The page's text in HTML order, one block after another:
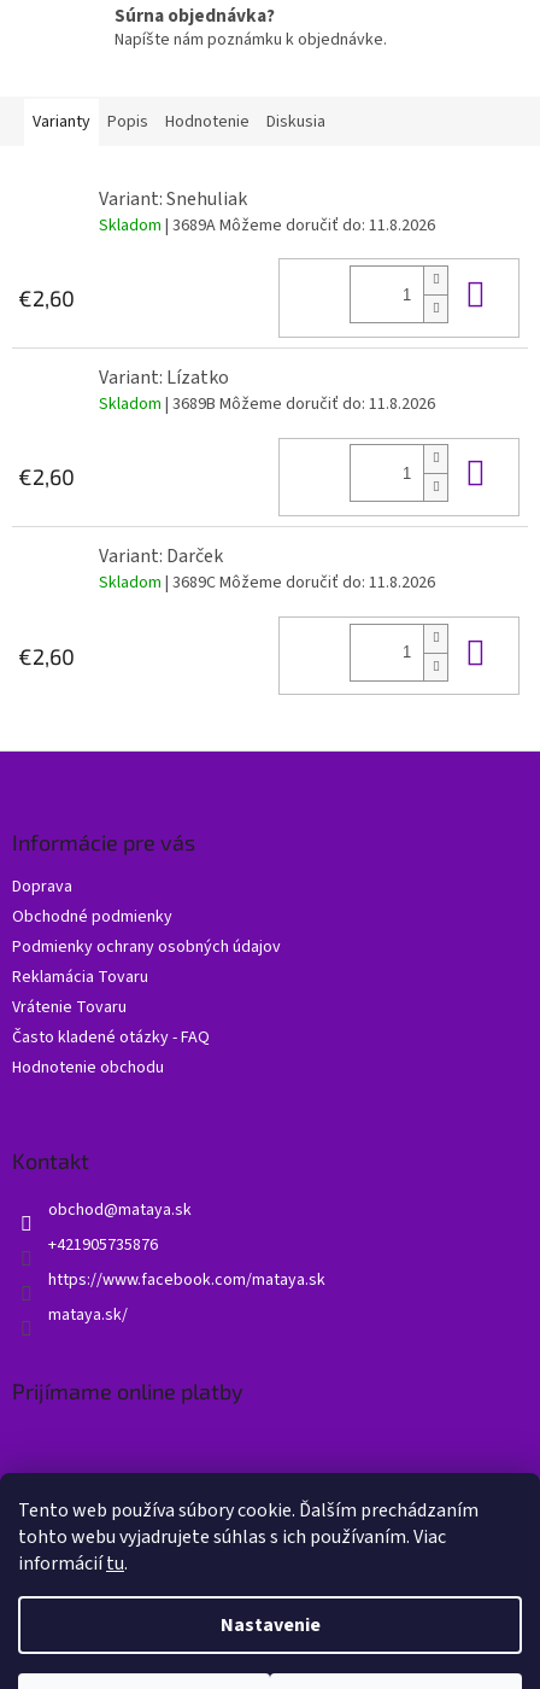
Tento web používa súbory cookie. Ďalším prechádzaním
tohto webu vyjadrujete súhlas s ich používaním. Viac
informáciítu.
Nastavenie
Súrna objednávka?
Napíšte nám poznámku k objednávke.
Varianty Popis Hodnotenie Diskusia
Variant: Snehuliak
Skladom | 3689AMôžeme doručiť do: 11.8.2026
€2,60
Variant: Lízatko
Skladom | 3689B Môžeme doručiť do: 11.8.2026
€2,60
Variant: Darček
Skladom | 3689CMôžeme doručiť do: 11.8.2026
€2,60
Informácie pre vás
Doprava
Obchodné podmienky
Podmienky ochrany osobných údajov
Reklamácia Tovaru
Vrátenie Tovaru
Často kladené otázky - FAQ
Hodnotenie obchodu
Kontakt
obchod@mataya.sk
+421905735876
https://www.facebook.com/mataya.sk
mataya.sk/
Prijímame online platby
Copyright 2026Mataya.sk. Všetky práva vyhradené.Upraviť